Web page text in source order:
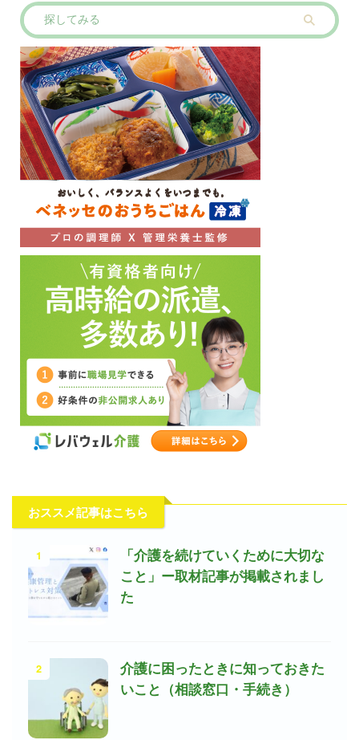
おススメ記事はこちら
1
「介護を続けていくために大切な
こと」ー取材記事が掲載されまし
た
2
介護に困ったときに知っておきた
いこと（相談窓口・手続き）